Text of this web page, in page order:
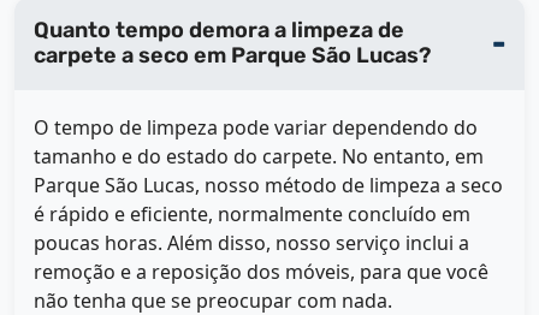
Quanto tempo demora a limpeza de
carpete a seco em Parque São Lucas?
O tempo de limpeza pode variar dependendo do
tamanho e do estado do carpete. No entanto, em
Parque São Lucas, nosso método de limpeza a seco
é rápido e eficiente, normalmente concluído em
poucas horas. Além disso, nosso serviço inclui a
remoção e a reposição dos móveis, para que você
não tenha que se preocupar com nada.